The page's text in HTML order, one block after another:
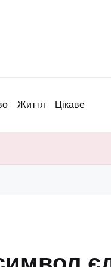
Життя Цікаве